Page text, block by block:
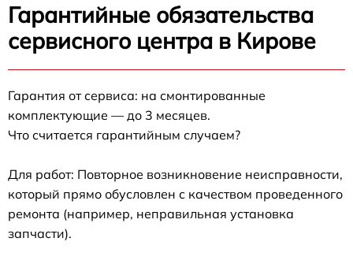
Гарантийные обязательства
сервисного центра в Кирове
Гарантия от сервиса: на смонтированные
комплектующие — до 3 месяцев.
Что считается гарантийным случаем?
Для работ: Повторное возникновение неисправности,
который прямо обусловлен с качеством проведенного
ремонта (например, неправильная установка
запчасти).